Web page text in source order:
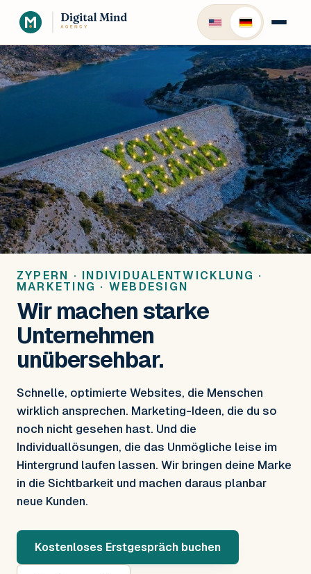
ZYPERN · INDIVIDUALENTWICKLUNG ·
MARKETING · WEBDESIGN
Wir machen starke
Unternehmen
unübersehbar.
Schnelle, optimierte Websites, die Menschen
wirklich ansprechen. Marketing-Ideen, die du so
noch nicht gesehen hast. Und die
Individuallösungen, die das Unmögliche leise im
Hintergrund laufen lassen. Wir bringen deine Marke
in die Sichtbarkeit und machen daraus planbar
neue Kunden.
Kostenloses Erstgespräch buchen